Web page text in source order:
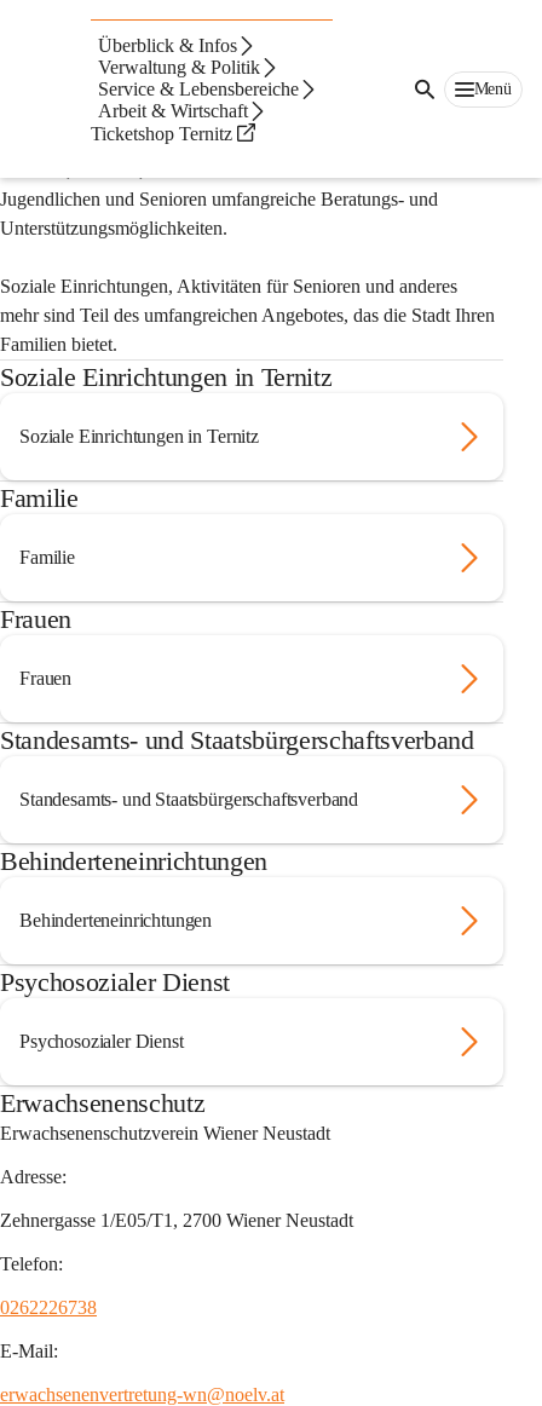
Überblick & Infos
Verwaltung & Politik
Service & Lebensbereiche
Arbeit & Wirtschaft
Ticketshop Ternitz
Menü
Familie & Soziales
Die Stadt Ternitz bietet
Jugendlichen und Senioren umfangreiche Beratungs- und
Unterstützungsmöglichkeiten.
Soziale Einrichtungen, Aktivitäten für Senioren und anderes
mehr sind Teil des umfangreichen Angebotes, das die Stadt Ihren
Familien bietet.
Soziale Einrichtungen in Ternitz
Soziale Einrichtungen in Ternitz
Familie
Familie
Frauen
Frauen
Standesamts- und Staatsbürgerschaftsverband
Standesamts- und Staatsbürgerschaftsverband
Behinderteneinrichtungen
Behinderteneinrichtungen
Psychosozialer Dienst
Psychosozialer Dienst
Erwachsenenschutz
Erwachsenenschutzverein Wiener Neustadt
Adresse:
Zehnergasse 1/E05/T1, 2700 Wiener Neustadt
Telefon:
0262226738
E-Mail:
erwachsenenvertretung-wn@noelv.at